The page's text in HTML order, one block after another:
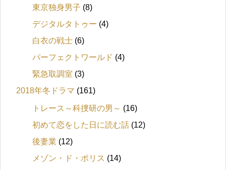
東京独身男子 (8)
デジタルタトゥー (4)
白衣の戦士 (6)
パーフェクトワールド (4)
緊急取調室 (3)
2018年冬ドラマ (161)
トレース～科捜研の男～ (16)
初めて恋をした日に読む話 (12)
後妻業 (12)
メゾン・ド・ポリス (14)